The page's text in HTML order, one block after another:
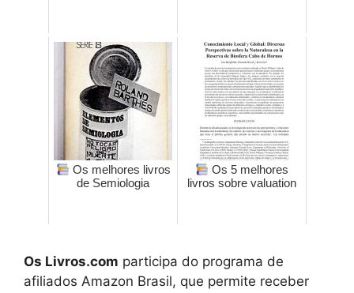
Os melhores livros
de Semiologia
Os 5 melhores
livros sobre valuation
Os Livros.com participa do programa de
afiliados Amazon Brasil, que permite receber